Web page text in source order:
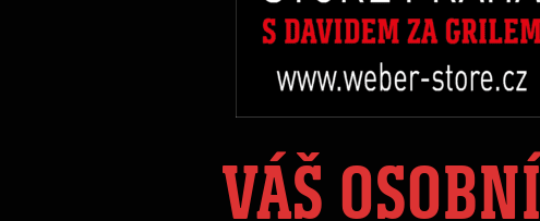
VÁŠ OSOBNÍ